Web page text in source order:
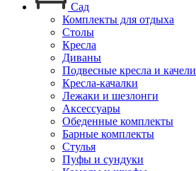
Сад
Комплекты для отдыха
Столы
Кресла
Диваны
Подвесные кресла и качели
Кресла-качалки
Лежаки и шезлонги
Аксессуары
Обеденные комплекты
Барные комплекты
Стулья
Пуфы и сундуки